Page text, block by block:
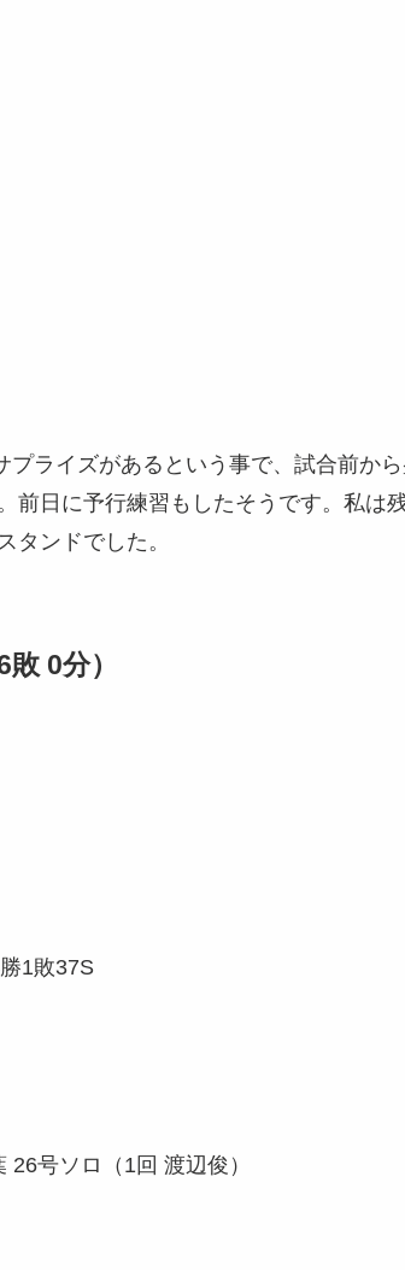
ライズがあるという事で、試合前か
前日に予行練習もしたそうです。私は
タンドでした。
0分）
1敗37S
号ソロ（1回 渡辺俊）